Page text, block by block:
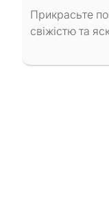
Прикрасьте
свіжістю та